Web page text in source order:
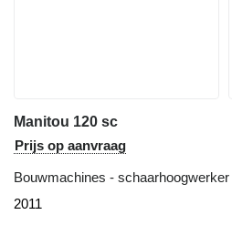
Manitou 120 sc
Prijs op aanvraag
Bouwmachines - schaarhoogwerker
2011